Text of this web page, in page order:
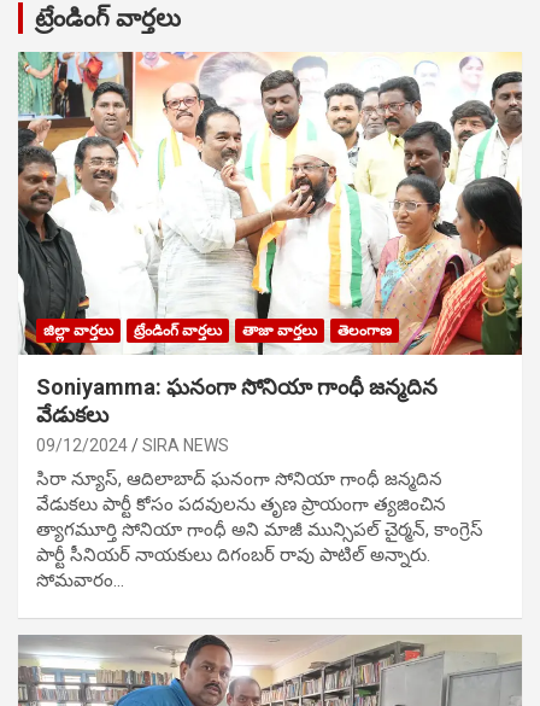
ట్రేండింగ్ వార్తలు
జిల్లా వార్తలు ట్రేండింగ్ వార్తలు తాజా వార్తలు తెలంగాణ
Soniyamma: ఘ‌నంగా సోనియా గాంధీ జ‌న్మ‌దిన
వేడుక‌లు
09/12/2024 SIRA NEWS
సిరా న్యూస్, ఆదిలాబాద్ ఘ‌నంగా సోనియా గాంధీ జ‌న్మ‌దిన
వేడుక‌లు పార్టీ కోసం ప‌ద‌వుల‌ను తృణ ప్రాయంగా త్య‌జించిన
త్యాగమూర్తి సోనియా గాంధీ అని మాజీ మున్సిప‌ల్ చైర్మ‌న్, కాంగ్రెస్
పార్టీ సీనియ‌ర్ నాయ‌కులు దిగంబ‌ర్ రావు పాటిల్ అన్నారు.
సోమవారం…